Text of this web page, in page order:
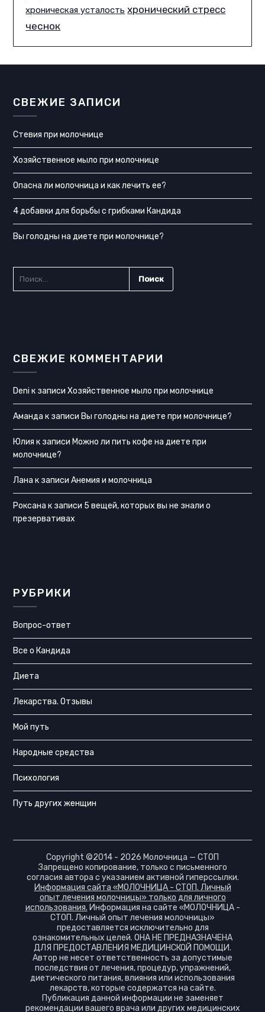
хроническая усталость хронический стресс
чеснок
СВЕЖИЕ ЗАПИСИ
Стевия при молочнице
Хозяйственное мыло при молочнице
Опасна ли молочница и как лечить ее?
4 добавки для борьбы с грибками Кандида
Вы голодны на диете при молочнице?
СВЕЖИЕ КОММЕНТАРИИ
Deni к записиХозяйственное мыло при молочнице
Аманда к записи Вы голодны на диете при молочнице?
Юлия к записи Можно ли пить кофе на диете при
молочнице?
Лана к записиАнемия и молочница
Роксана к записи 5 вещей, которых вы не знали о
презервативах
РУБРИКИ
Вопрос-ответ
Все о Кандида
Диета
Лекарства. Отзывы
Мой путь
Народные средства
Психология
Путь других женщин
Copyright ©2014 - 2026 Молочница — СТОП
Запрещено копирование, только с письменного
согласия автора с указанием активной гиперссылки.
Информация сайта «МОЛОЧНИЦА - СТОП. Личный
опыт лечения молочницы» только для личного
использования. Информация на сайте «МОЛОЧНИЦА -
СТОП. Личный опыт лечения молочницы»
предоставляется исключительно для
ознакомительных целей. ОНА НЕ ПРЕДНАЗНАЧЕНА
ДЛЯ ПРЕДОСТАВЛЕНИЯ МЕДИЦИНСКОЙ ПОМОЩИ.
Автор не несет ответственность за допустимые
последствия от лечения, процедур, упражнений,
диетического питания, влияния или использования
лекарств, которые содержатся на сайте.
Публикация данной информации не заменяет
рекомендации вашего врача или других медицинских